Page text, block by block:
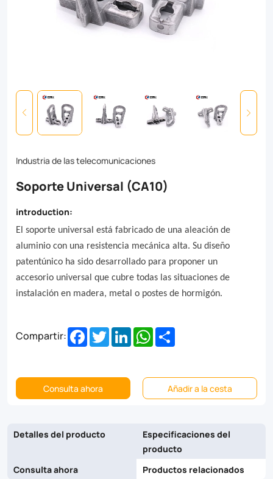
developed
universal
fitting
all
installation
situations
on
wooden,
metal
or
poles.
Industria de las telecomunicaciones
Soporte Universal (CA10)
introduction:
El soporte universal está fabricado de una aleación de
aluminio con una resistencia mecánica alta. Su diseño
patentúnico ha sido desarrollado para proponer un
accesorio universal que cubre todas las situaciones de
instalación en madera, metal o postes de hormigón.
Compartir: Facebook
TwitterLinkedInWhatsApp
Consulta ahora Añadir a la cesta
Detalles del producto
Especificaciones del
producto
Consulta ahora
Productos relacionados